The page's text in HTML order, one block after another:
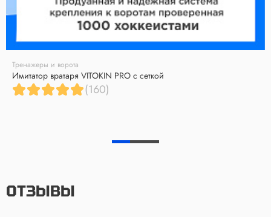
Тренажеры и ворота
Имитатор вратаря VITOKIN PRO с сеткой
(160)
ОТЗЫВЫ